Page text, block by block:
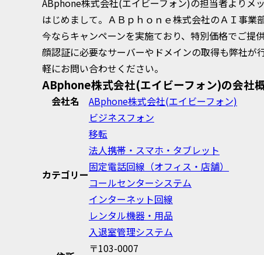
ABphone株式会社(エイビーフォン)の担当者よりメ
はじめまして。ＡＢｐｈｏｎｅ株式会社のＡＩ事業
今ならキャンペーンを実施ており、特別価格でご提
顔認証に必要なサーバーやドメインの取得も弊社が
軽にお問い合わせください。
ABphone株式会社(エイビーフォン)の会社
会社名 ABphone株式会社(エイビーフォン)
カテゴリー
ビジネスフォン
移転
法人携帯・スマホ・タブレット
固定電話回線（オフィス・店舗）
コールセンターシステム
インターネット回線
レンタル機器・用品
入退室管理システム
〒103-0007